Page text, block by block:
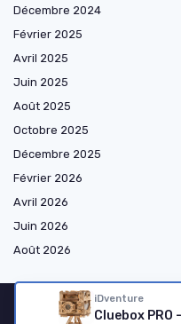
iDventure
Cluebox
Décembre 2024
Février 2025
Avril 2025
Juin 2025
Août 2025
Octobre 2025
Décembre 2025
Février 2026
Avril 2026
Juin 2026
Août 2026